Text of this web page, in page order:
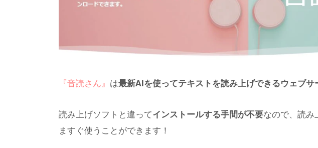
『音読さん』 は最新AIを使ってテキストを読み上げできるウェブサ
読み上げソフトと違ってインストールする手間が不要なので、読み
ますぐ使うことができます！